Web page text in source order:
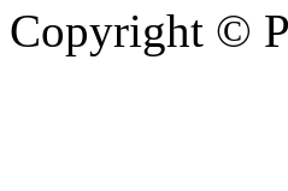
Copyright ©